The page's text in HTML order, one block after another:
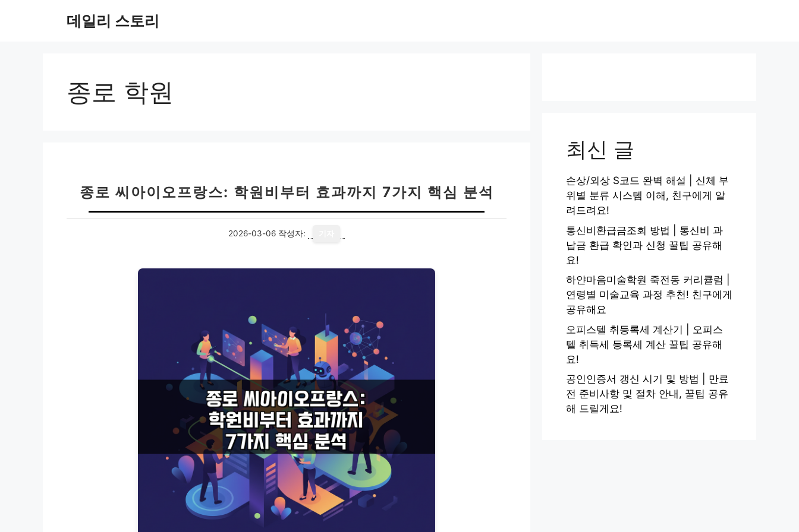
데일리 스토리
종로 학원
종로 씨아이오프랑스: 학원비부터 효과까지 7가지 핵심 분석
2026-03-06 작성자:
최신 글
손상/외상 S코드 완벽 해설 | 신체 부
위별 분류 시스템 이해, 친구에게 알
려드려요!
통신비환급금조회 방법 | 통신비 과
납금 환급 확인과 신청 꿀팁 공유해
요!
하얀마음미술학원 죽전동 커리큘럼 |
연령별 미술교육 과정 추천! 친구에게
공유해요
오피스텔 취등록세 계산기 | 오피스
텔 취득세 등록세 계산 꿀팁 공유해
요!
공인인증서 갱신 시기 및 방법 | 만료
전 준비사항 및 절차 안내, 꿀팁 공유
해 드릴게요!